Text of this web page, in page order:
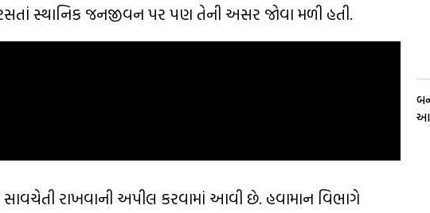
સ્થાનિક જનજીવન પર પણ તેની અસર જોવા મળી હતી.
સાવચેતી રાખવાની અપીલ કરવામાં આવી છે. હવામાન વિભાગે